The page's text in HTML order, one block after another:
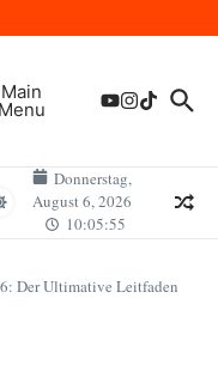
9 heraus? Der
Fans
Besten? Der Vollständige
Main
Menu
Donnerstag,
August 6, 2026
10:05:55
Der Ultimative Leitfaden